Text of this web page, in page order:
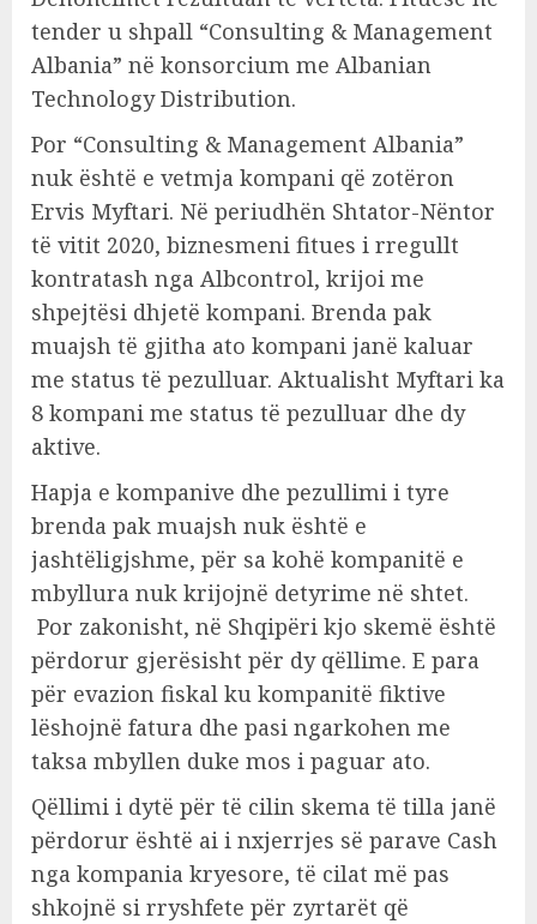
tender u shpall “Consulting & Management
Albania” në konsorcium me Albanian
Technology Distribution.
Por “Consulting & Management Albania”
nuk është e vetmja kompani që zotëron
Ervis Myftari. Në periudhën Shtator-Nëntor
të vitit 2020, biznesmeni fitues i rregullt
kontratash nga Albcontrol, krijoi me
shpejtësi dhjetë kompani. Brenda pak
muajsh të gjitha ato kompani janë kaluar
me status të pezulluar. Aktualisht Myftari ka
8 kompani me status të pezulluar dhe dy
aktive.
Hapja e kompanive dhe pezullimi i tyre
brenda pak muajsh nuk është e
jashtëligjshme, për sa kohë kompanitë e
mbyllura nuk krijojnë detyrime në shtet.
Por zakonisht, në Shqipëri kjo skemë është
përdorur gjerësisht për dy qëllime. E para
për evazion fiskal ku kompanitë fiktive
lëshojnë fatura dhe pasi ngarkohen me
taksa mbyllen duke mos i paguar ato.
Qëllimi i dytë për të cilin skema të tilla janë
përdorur është ai i nxjerrjes së parave Cash
nga kompania kryesore, të cilat më pas
shkojnë si rryshfete për zyrtarët që